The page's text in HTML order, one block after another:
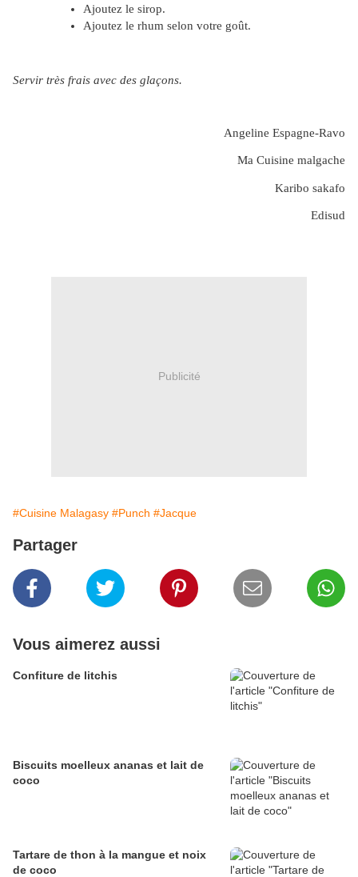
Ajoutez le sirop.
Ajoutez le rhum selon votre goût.
Servir très frais avec des glaçons.
Angeline Espagne-Ravo
Ma Cuisine malgache
Karibo sakafo
Edisud
Publicité
#Cuisine Malagasy #Punch #Jacque
Partager
Vous aimerez aussi
Confiture de litchis
Biscuits moelleux ananas et lait de
coco
Tartare de thon à la mangue et noix
de coco